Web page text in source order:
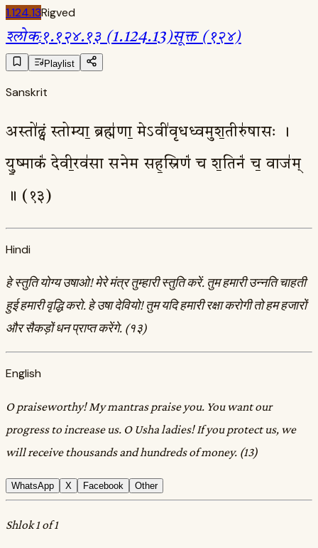
1.124.13Rigved
श्लोक:१.१२४.१३ (1.124.13)सूक्त (१२४)
Playlist
Sanskrit
अस्तो॑ढ्वं स्तोम्या॒ ब्रह्म॑णा॒ मेऽवी॑वृधध्वमुश॒तीरु॑षासः ।
यु॒ष्माकं॑ देवी॒रव॑सा सनेम सह॒स्रिणं॑ च श॒तिनं॑ च॒ वाज॑म्
॥ (१३)
Hindi
हे स्तुति योग्य उषाओ! मेरे मंत्र तुम्हारी स्तुति करें. तुम हमारी उन्नति चाहती
हुई हमारी वृद्धि करो. हे उषा देवियो! तुम यदि हमारी रक्षा करोगी तो हम हजारों
और सैकड़ों धन प्राप्त करेंगे. (१३)
English
O praiseworthy! My mantras praise you. You want our
progress to increase us. O Usha ladies! If you protect us, we
will receive thousands and hundreds of money. (13)
WhatsApp X Facebook Other
Shlok 1 of 1